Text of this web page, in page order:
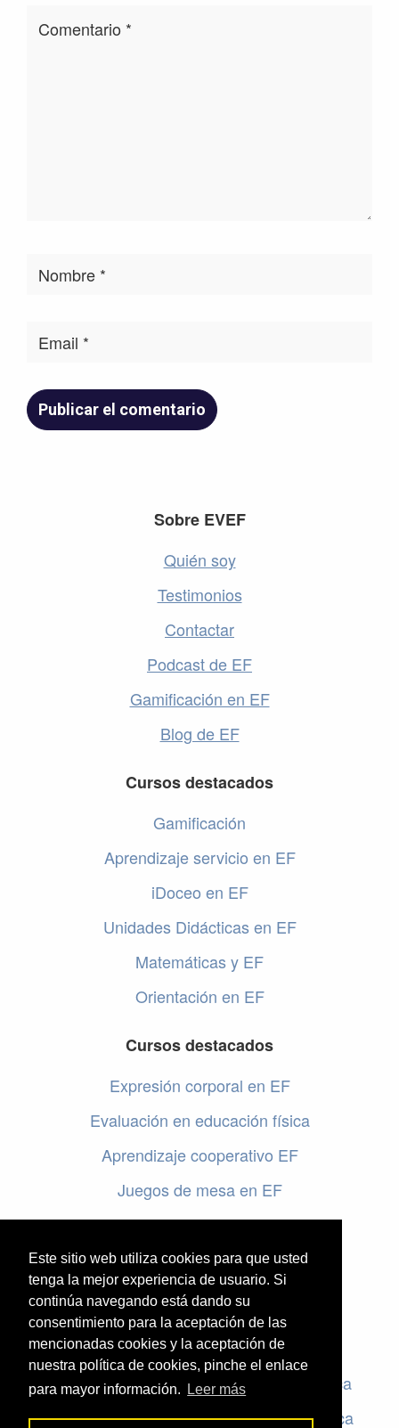
Este sitio web utiliza cookies para que usted
tenga la mejor experiencia de usuario. Si
continúa navegando está dando su
consentimiento para la aceptación de las
mencionadas cookies y la aceptación de
nuestra política de cookies, pinche el enlace
para mayor información.
Leer más
Sobre EVEF
Quién soy
Testimonios
Contactar
Podcast de EF
Gamificación en EF
Blog de EF
Cursos destacados
Gamificación
Aprendizaje servicio en EF
iDoceo en EF
Unidades Didácticas en EF
Matemáticas y EF
Orientación en EF
Cursos destacados
Expresión corporal en EF
Evaluación en educación física
Aprendizaje cooperativo EF
Juegos de mesa en EF
Programar en EF
Cursos online de educación física
Artículos destacados
Evaluación en educación física
Criterios de evaluación en educación física
Rúbricas de evaluación en educación física